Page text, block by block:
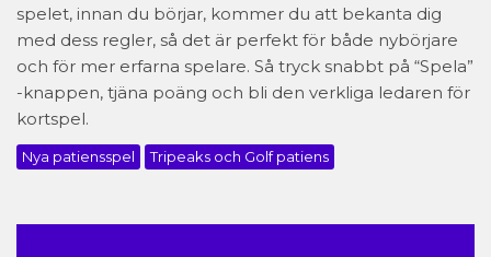
spelet, innan du börjar, kommer du att bekanta dig
med dess regler, så det är perfekt för både nybörjare
och för mer erfarna spelare. Så tryck snabbt på “Spela”
-knappen, tjäna poäng och bli den verkliga ledaren för
kortspel.
Nya patiensspel Tripeaks och Golf patiens